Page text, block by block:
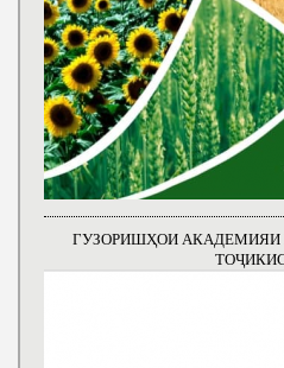
ГУЗОРИШҲОИ